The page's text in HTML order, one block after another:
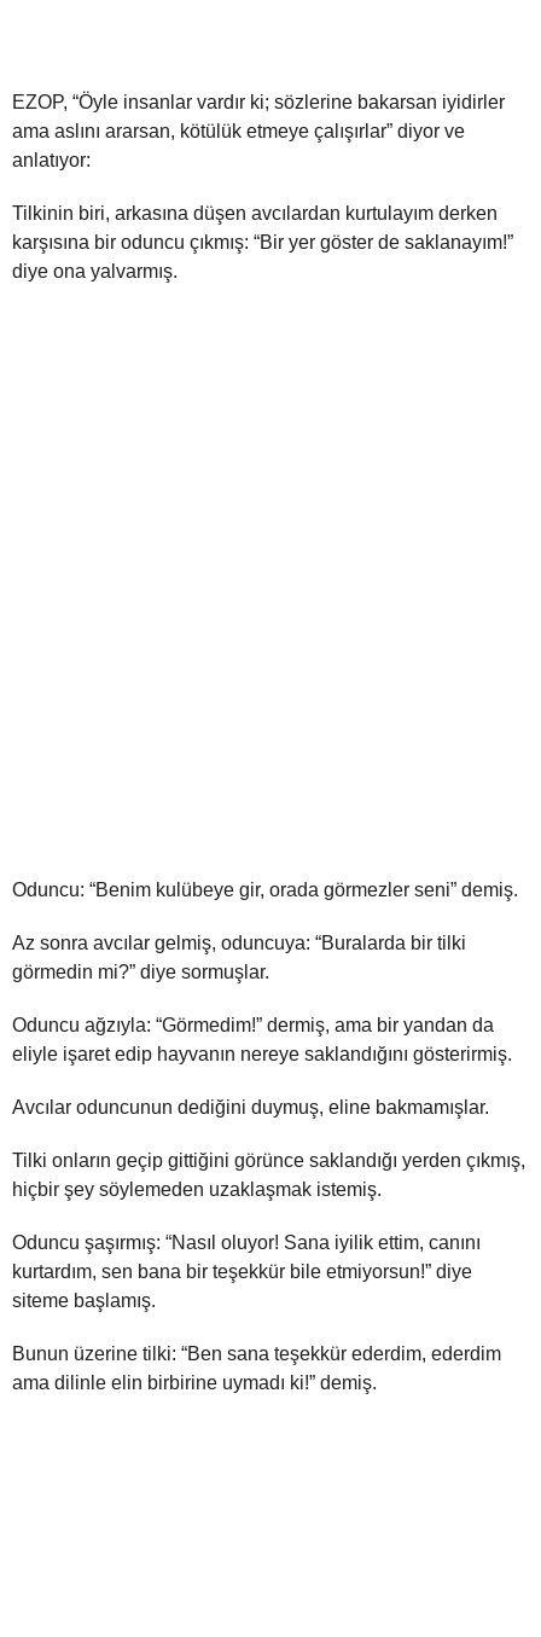
EZOP, “Öyle insanlar vardır ki; sözlerine bakarsan iyidirler
ama aslını ararsan, kötülük etmeye çalışırlar” diyor ve
anlatıyor:
Tilkinin biri, arkasına düşen avcılardan kurtulayım derken
karşısına bir oduncu çıkmış: “Bir yer göster de saklanayım!”
diye ona yalvarmış.
Oduncu: “Benim kulübeye gir, orada görmezler seni” demiş.
Az sonra avcılar gelmiş, oduncuya: “Buralarda bir tilki
görmedin mi?” diye sormuşlar.
Oduncu ağzıyla: “Görmedim!” dermiş, ama bir yandan da
eliyle işaret edip hayvanın nereye saklandığını gösterirmiş.
Avcılar oduncunun dediğini duymuş, eline bakmamışlar.
Tilki onların geçip gittiğini görünce saklandığı yerden çıkmış,
hiçbir şey söylemeden uzaklaşmak istemiş.
Oduncu şaşırmış: “Nasıl oluyor! Sana iyilik ettim, canını
kurtardım, sen bana bir teşekkür bile etmiyorsun!” diye
siteme başlamış.
Bunun üzerine tilki: “Ben sana teşekkür ederdim, ederdim
ama dilinle elin birbirine uymadı ki!” demiş.